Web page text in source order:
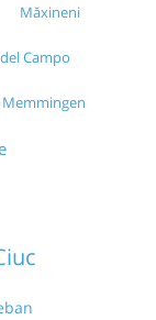
Măxineni
Campo
Memmingen